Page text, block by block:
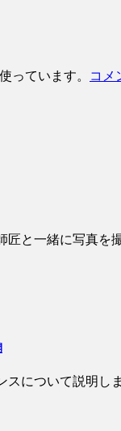
っています。 コメ
匠と一緒に写真
について説明し